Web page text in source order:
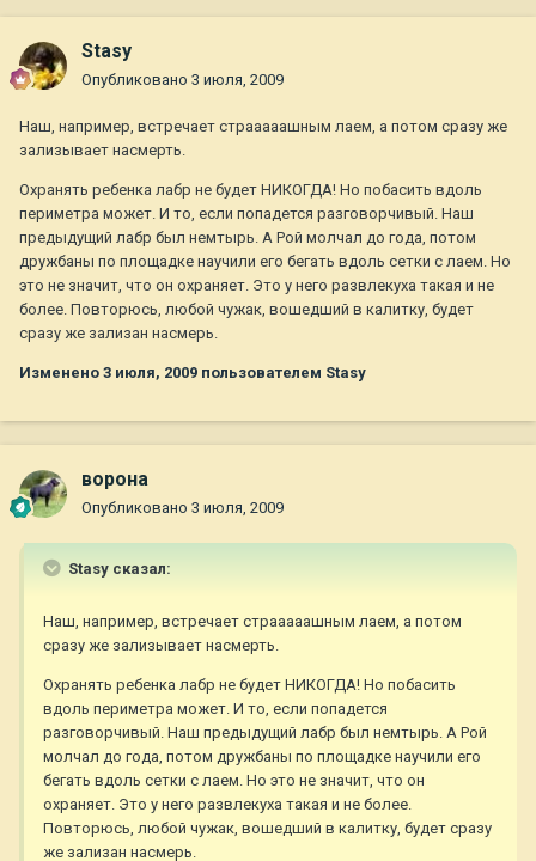
Stasy
Опубликовано 3 июля, 2009
Наш, например, встречает страаааашным лаем, а потом сразу же
зализывает насмерть.
Охранять ребенка лабр не будет НИКОГДА! Но побасить вдоль
периметра может. И то, если попадется разговорчивый. Наш
предыдущий лабр был немтырь. А Рой молчал до года, потом
дружбаны по площадке научили его бегать вдоль сетки с лаем. Но
это не значит, что он охраняет. Это у него развлекуха такая и не
более. Повторюсь, любой чужак, вошедший в калитку, будет
сразу же зализан насмерь.
Изменено 3 июля, 2009 пользователем Stasy
ворона
Опубликовано 3 июля, 2009
Stasy сказал:
Наш, например, встречает страаааашным лаем, а потом
сразу же зализывает насмерть.
Охранять ребенка лабр не будет НИКОГДА! Но побасить
вдоль периметра может. И то, если попадется
разговорчивый. Наш предыдущий лабр был немтырь. А Рой
молчал до года, потом дружбаны по площадке научили его
бегать вдоль сетки с лаем. Но это не значит, что он
охраняет. Это у него развлекуха такая и не более.
Повторюсь, любой чужак, вошедший в калитку, будет сразу
же зализан насмерь.